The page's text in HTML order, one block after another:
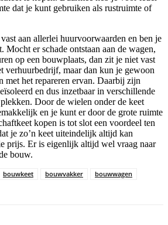
dat je kunt gebruiken als rustruimte of
aan allerlei huurvoorwaarden en ben je
Mocht er schade ontstaan aan de wagen,
op een bouwplaats, dan zit je niet vast
verhuurbedrijf, maar dan kun je gewoon
met het repareren ervan. Daarbij zijn
en dus inzetbaar in verschillende
Door de wielen onder de keet
en je kunt er door de grote ruimte
kopen is tot slot een voordeel ten
je zo’n keet uiteindelijk altijd kan
prijs. Er is eigenlijk altijd wel vraag naar
bouw.
bouwkeet bouwvakker
bouwwagen